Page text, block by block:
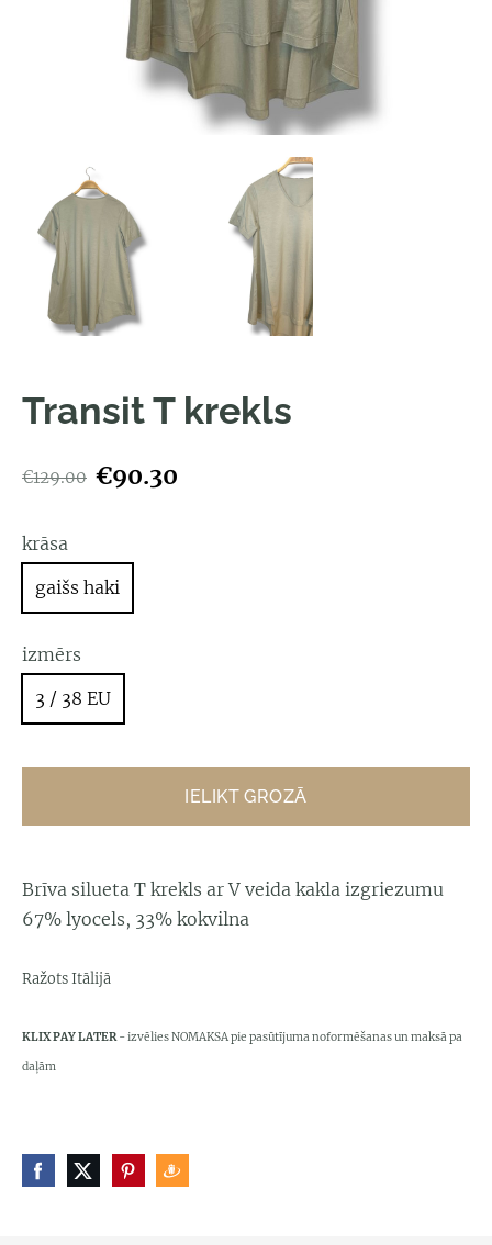
Transit T krekls
€129.00 €90.30
krāsa
gaišs haki
izmērs
3 / 38 EU
IELIKT GROZĀ
Brīva silueta T krekls ar V veida kakla izgriezumu
67% lyocels, 33% kokvilna
Ražots Itālijā
KLIX PAY LATER- izvēlies NOMAKSA pie pasūtījuma noformēšanas un maksā pa
daļām